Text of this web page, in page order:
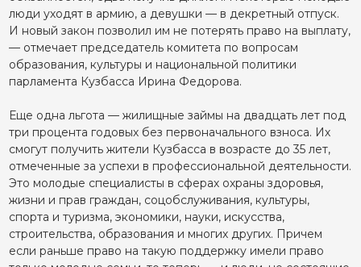
люди уходят в армию, а девушки — в декретный отпуск.
И новый закон позволил им не потерять право на выплату,
— отмечает председатель комитета по вопросам
образования, культуры и национальной политики
парламента Кузбасса Ирина Федорова.
Еще одна льгота — жилищные займы на двадцать лет под
три процента годовых без первоначального взноса. Их
смогут получить жители Кузбасса в возрасте до 35 лет,
отмеченные за успехи в профессиональной деятельности.
Это молодые специалисты в сферах охраны здоровья,
жизни и прав граждан, соцобслуживания, культуры,
спорта и туризма, экономики, науки, искусства,
строительства, образования и многих других. Причем
если раньше право на такую поддержку имели право